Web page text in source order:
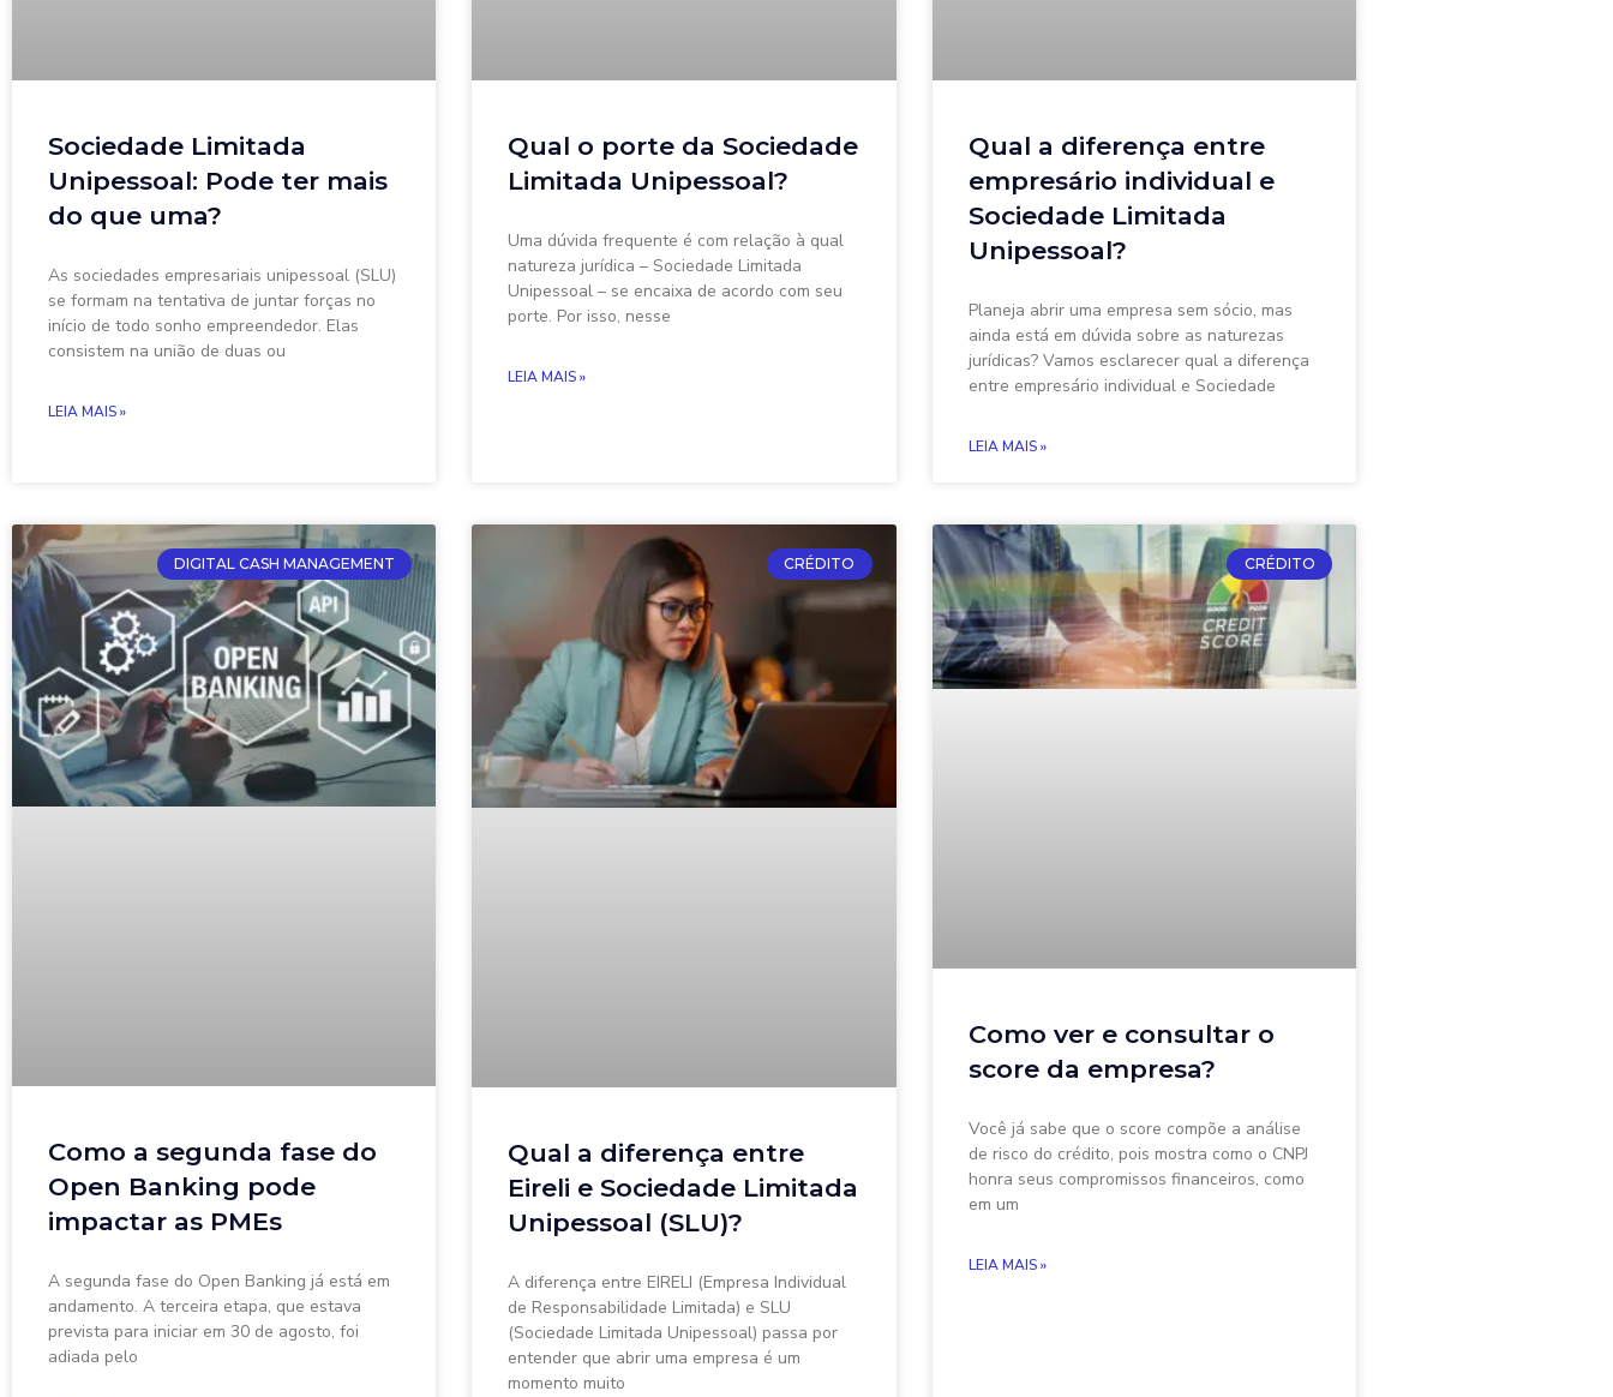
Sociedade Limitada
Unipessoal: Pode ter mais
do que uma?
As sociedades empresariais unipessoal (SLU)
se formam na tentativa de juntar forças no
início de todo sonho empreendedor. Elas
consistem na união de duas ou
LEIA MAIS »
Qual o porte da Sociedade
Limitada Unipessoal?
Uma dúvida frequente é com relação à qual
natureza jurídica – Sociedade Limitada
Unipessoal – se encaixa de acordo com seu
porte. Por isso, nesse
LEIA MAIS »
Qual a diferença entre
empresário individual e
Sociedade Limitada
Unipessoal?
Planeja abrir uma empresa sem sócio, mas
ainda está em dúvida sobre as naturezas
jurídicas? Vamos esclarecer qual a diferença
entre empresário individual e Sociedade
LEIA MAIS »
DIGITAL CASH MANAGEMENT
Como a segunda fase do
Open Banking pode
impactar as PMEs
A segunda fase do Open Banking já está em
andamento. A terceira etapa, que estava
prevista para iniciar em 30 de agosto, foi
adiada pelo
CRÉDITO
Qual a diferença entre
Eireli e Sociedade Limitada
Unipessoal (SLU)?
A diferença entre EIRELI (Empresa Individual
de Responsabilidade Limitada) e SLU
(Sociedade Limitada Unipessoal) passa por
entender que abrir uma empresa é um
momento muito
CRÉDITO
Como ver e consultar o
score da empresa?
Você já sabe que o score compõe a análise
de risco do crédito, pois mostra como o CNPJ
honra seus compromissos financeiros, como
em um
LEIA MAIS »